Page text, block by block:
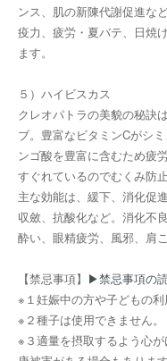
ンス、肌の新陳代謝促進な
疫力、疲労・夏バテ、日焼
ます。
５）ハイビスカス
クレオパトラの美貌の秘訣
ブ。豊富なビタミンCがシ
ンゴ酸を豊富に含むため疲
すぐれているのでむくみ防
主な効能は、緩下、消化促
収斂、抗酸化など。消化不
酔い、眼精疲労、風邪、肩
【禁忌事項】 ▶禁忌事項の
※１妊娠中の方や子どもの利
※２種子は使用できません。
※３適量を摂取するよう心